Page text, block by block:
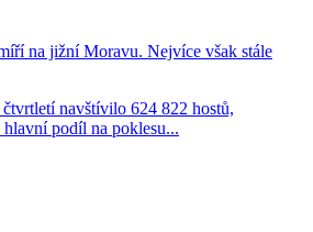
na jižní Moravu. Nejvíce však stále
navštívilo 624 822 hostů,
podíl na poklesu...